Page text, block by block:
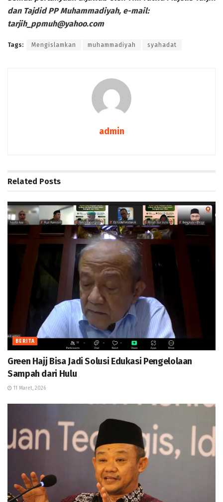
dan Tajdid PP Muhammadiyah, e-mail:
tarjih_ppmuh@yahoo.com
Tags: Mengislamkan muhammadiyah syahadat
admin
Related Posts
BERITA
Green Hajj Bisa Jadi Solusi Edukasi Pengelolaan
Sampah dari Hulu
11 Maret, 2026